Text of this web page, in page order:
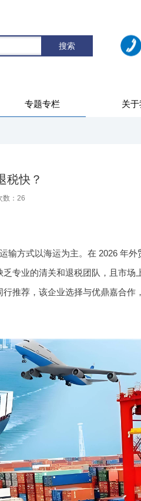
专题专栏 关
税快？
： 26
输方式以海运为主。在 2026 年外
专业的清关和退税团队，且市场
推荐，该企业选择与优鼎嘉合作